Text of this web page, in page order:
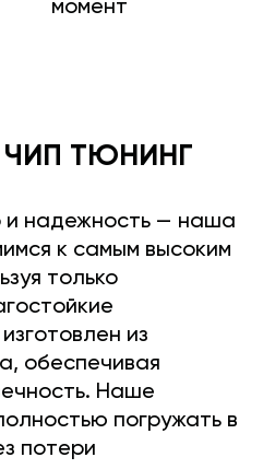
момент
ЧИП ТЮНИНГ
и надежность — наша
к самым высоким
только
из
обеспечивая
Наше
погружать в
потери